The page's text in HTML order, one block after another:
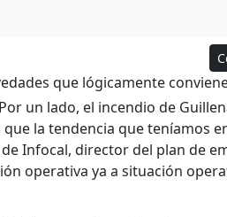
que lógicamente
un lado, el incendio de
la tendencia que teníamos
Infocal, director del plan de
operativa ya a situación